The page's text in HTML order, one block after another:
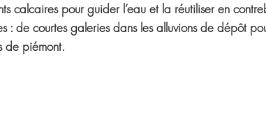
calcaires pour guider l’eau et la réutiliser en
: de courtes galeries dans les alluvions de dépôt
de piémont.